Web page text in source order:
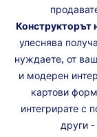
Конструкторът
улеснява
нуждаете, от
и модерен
картови
интегрирате с
други